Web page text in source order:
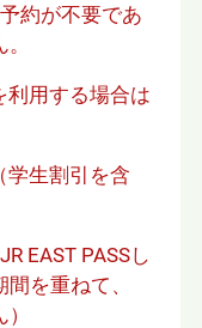
約が不要であ
利⽤する場合は
学生割引を含
EAST PASSし
を重ねて、